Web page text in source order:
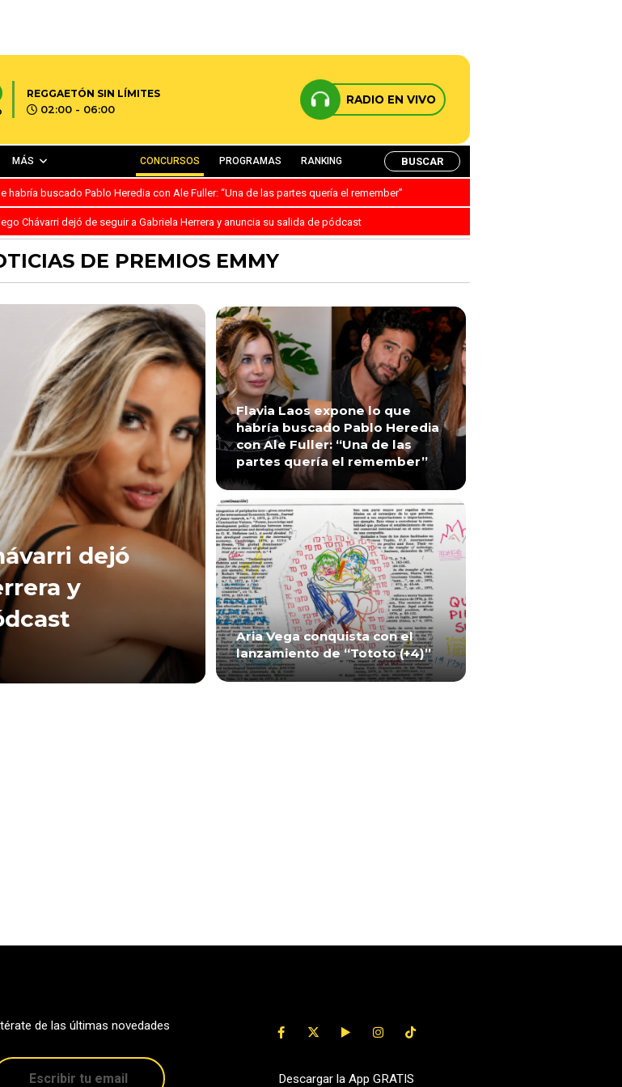
REGGAETÓN SIN LÍMITES
02:00 - 06:00
RADIO EN VIVO
MÁS CONCURSOS PROGRAMAS RANKING BUSCAR
habría buscado Pablo Heredia con Ale Fuller: “Una de las partes quería el remember”
Chávarri dejó de seguir a Gabriela Herrera y anuncia su salida de pódcast
DE PREMIOS EMMY
dejó
y
Flavia Laos expone lo que
habría buscado Pablo Heredia
con Ale Fuller: “Una de las
partes quería el remember”
Aria Vega conquista con el
lanzamiento de “Tototo (+4)”
de las últimas novedades
Descargar la App GRATIS